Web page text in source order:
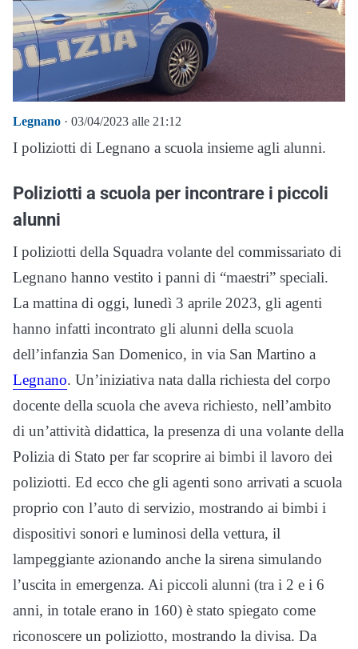
Legnano · 03/04/2023 alle 21:12
I poliziotti di Legnano a scuola insieme agli alunni.
Poliziotti a scuola per incontrare i piccoli
alunni
I poliziotti della Squadra volante del commissariato di
Legnano hanno vestito i panni di “maestri” speciali.
La mattina di oggi, lunedì 3 aprile 2023, gli agenti
hanno infatti incontrato gli alunni della scuola
dell’infanzia San Domenico, in via San Martino a
Legnano. Un’iniziativa nata dalla richiesta del corpo
docente della scuola che aveva richiesto, nell’ambito
di un’attività didattica, la presenza di una volante della
Polizia di Stato per far scoprire ai bimbi il lavoro dei
poliziotti. Ed ecco che gli agenti sono arrivati a scuola
proprio con l’auto di servizio, mostrando ai bimbi i
dispositivi sonori e luminosi della vettura, il
lampeggiante azionando anche la sirena simulando
l’uscita in emergenza. Ai piccoli alunni (tra i 2 e i 6
anni, in totale erano in 160) è stato spiegato come
riconoscere un poliziotto, mostrando la divisa. Da